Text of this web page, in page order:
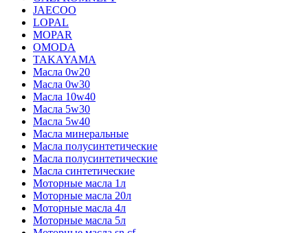
JAECOO
LOPAL
MOPAR
OMODA
TAKAYAMA
Масла 0w20
Масла 0w30
Масла 10w40
Масла 5w30
Масла 5w40
Масла минеральные
Масла полусинтетические
Масла полусинтетические
Масла синтетические
Моторные масла 1л
Моторные масла 20л
Моторные масла 4л
Моторные масла 5л